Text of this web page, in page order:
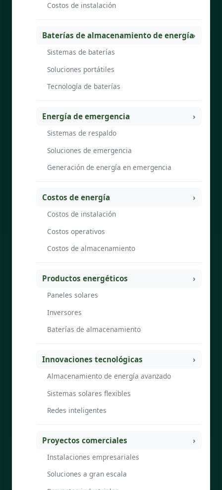
Costos de instalación
Baterías de almacenamiento de energía
Sistemas de baterías
Soluciones portátiles
Tecnología de baterías
Energía de emergencia
Sistemas de respaldo
Soluciones de emergencia
Generación de energía en emergencia
Costos de energía
Costos de instalación
Costos operativos
Costos de almacenamiento
Productos energéticos
Paneles solares
Inversores
Baterías de almacenamiento
Innovaciones tecnológicas
Almacenamiento de energía avanzado
Sistemas solares flexibles
Redes inteligentes
Proyectos comerciales
Instalaciones empresariales
Soluciones a gran escala